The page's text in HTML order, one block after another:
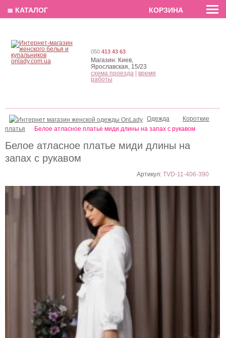
EN РУС
Белое атласное платье миди длины на
запах с рукавом
Артикул:TVD-11-406-390
Одежда
Короткие
платья
Белое атласное платье миди длины на запах с рукавом
050 413 43 63
Магазин: Киев,
Ярославская, 15/23
схема проезда
время
работы
≣ КАТАЛОГ КОРЗИНА